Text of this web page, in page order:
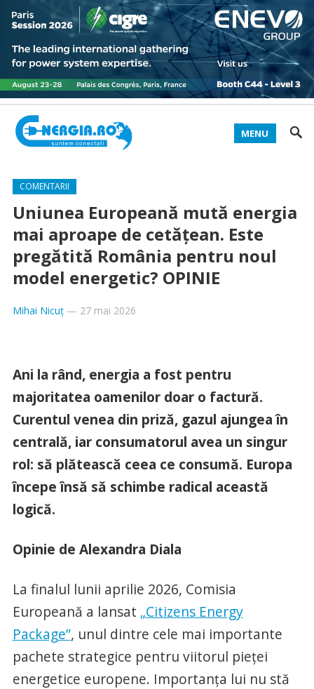
MENU
COMENTARII
Uniunea Europeană mută energia
mai aproape de cetățean. Este
pregătită România pentru noul
model energetic? OPINIE
Mihai Nicuț— 27 mai 2026
Ani la rând, energia a fost pentru
majoritatea oamenilor doar o factură.
Curentul venea din priză, gazul ajungea în
centrală, iar consumatorul avea un singur
rol: să plătească ceea ce consumă. Europa
începe însă să schimbe radical această
logică.
Opinie de Alexandra Diala
La finalul lunii aprilie 2026, Comisia
Europeană a lansat „Citizens Energy
Package”, unul dintre cele mai importante
pachete strategice pentru viitorul pieței
energetice europene. Importanța lui nu stă